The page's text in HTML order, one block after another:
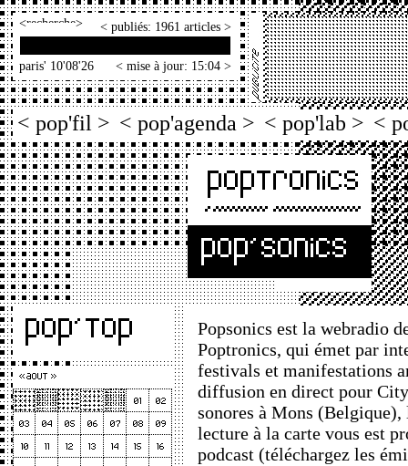
< > < publiés: 1961 articles >
paris' 10'08'26 < mise à jour: 15:04 >
< pop'fil > < pop'agenda > < pop'lab > <
Popsonics est la webradio
Poptronics, qui émet par
festivals et manifestations
diffusion en direct pour
sonores à Mons
lecture à la carte vous est
podcast (téléchargez les